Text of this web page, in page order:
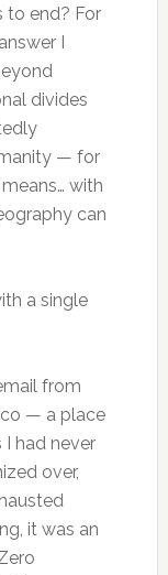
to end? For
I
divides
— for
with
can
a single
from
— a place
I had never
over,
it was an